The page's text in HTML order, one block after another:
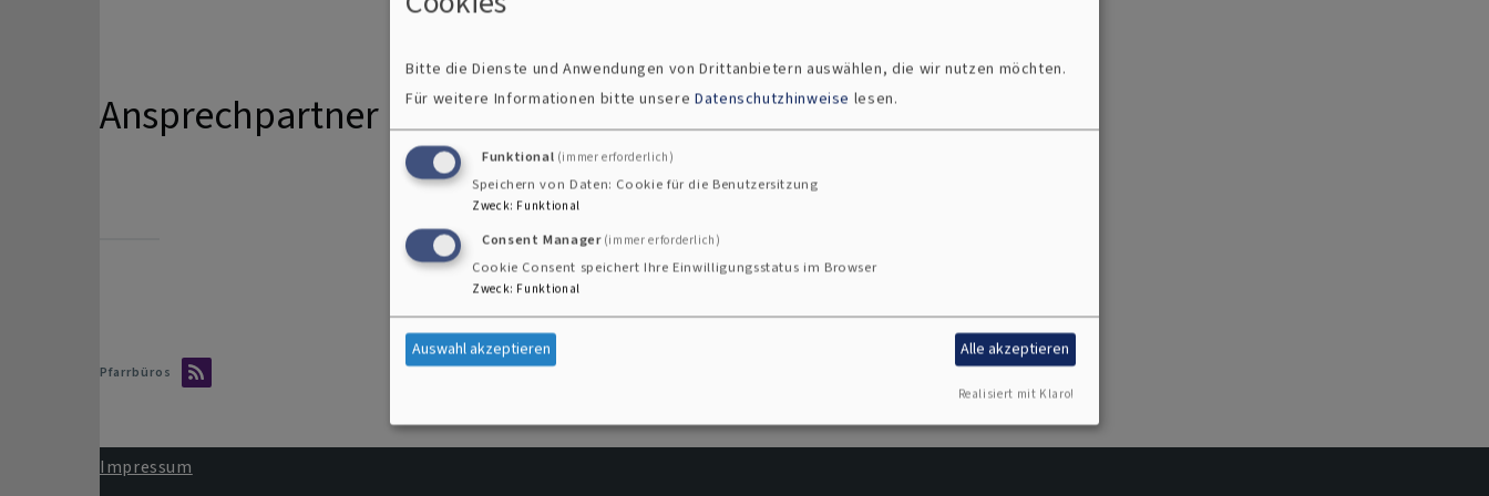
Ansprechpartner
Pfarrbüros
Impressum
Bitte die Dienste und Anwendungen von Drittanbietern auswählen, die wir nutzen möchten.
Für weitere Informationen bitte unsere Datenschutzhinweise lesen.
Funktional (immer erforderlich)
Speichern von Daten: Cookie für die Benutzersitzung
Zweck: Funktional
Consent Manager (immer erforderlich)
Cookie Consent speichert Ihre Einwilligungsstatus im Browser
Zweck: Funktional
Auswahl akzeptieren Alle akzeptieren
Realisiert mit Klaro!